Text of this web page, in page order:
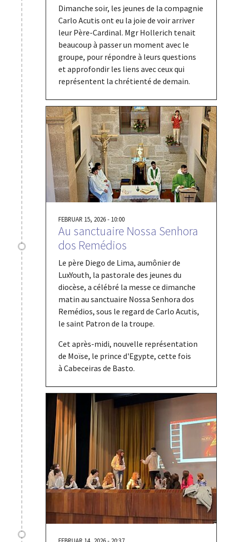
Dimanche soir, les jeunes de la compagnie
Carlo Acutis ont eu la joie de voir arriver
leur Père-Cardinal. Mgr Hollerich tenait
beaucoup à passer un moment avec le
groupe, pour répondre à leurs questions
et approfondir les liens avec ceux qui
représentent la chrétienté de demain.
FEBRUAR 15, 2026 - 10:00
Au sanctuaire Nossa Senhora
dos Remédios
Le père Diego de Lima, aumônier de
LuxYouth, la pastorale des jeunes du
diocèse, a célébré la messe ce dimanche
matin au sanctuaire Nossa Senhora dos
Remédios, sous le regard de Carlo Acutis,
le saint Patron de la troupe.
Cet après-midi, nouvelle représentation
de Moïse, le prince d'Egypte, cette fois
à Cabeceiras de Basto.